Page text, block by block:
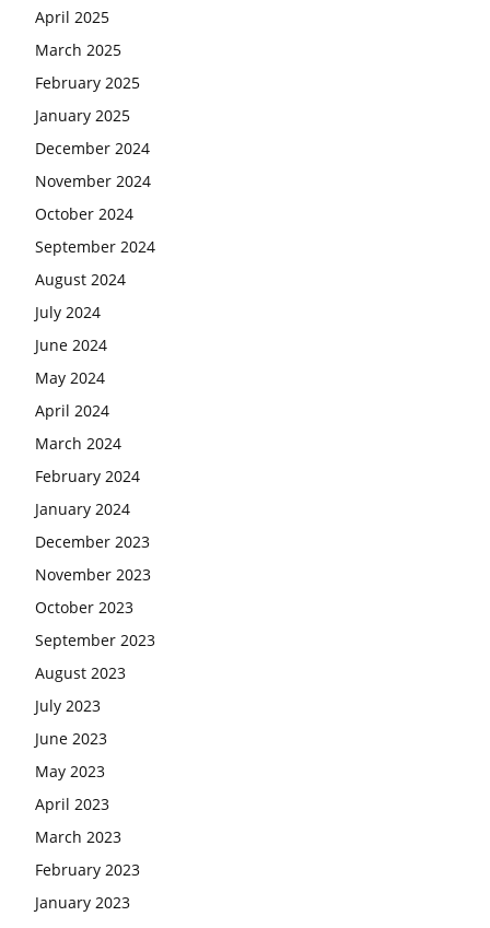
April 2025
March 2025
February 2025
January 2025
December 2024
November 2024
October 2024
September 2024
August 2024
July 2024
June 2024
May 2024
April 2024
March 2024
February 2024
January 2024
December 2023
November 2023
October 2023
September 2023
August 2023
July 2023
June 2023
May 2023
April 2023
March 2023
February 2023
January 2023